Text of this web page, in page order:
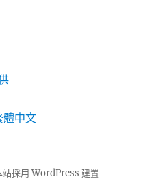
中文
站採用 WordPress 建置